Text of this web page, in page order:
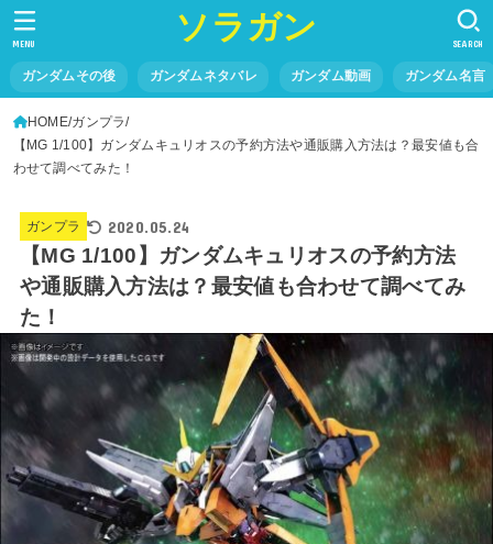
ソラガン
ガンダムその後 ガンダムネタバレ ガンダム動画 ガンダム名言
SEARCH
MENU
HOME ガンプラ
【MG 1/100】ガンダムキュリオスの予約方法や通販購入方法は？最安値も合
わせて調べてみた！
ガンプラ 2020.05.24
【MG 1/100】ガンダムキュリオスの予約方法
や通販購入方法は？最安値も合わせて調べてみ
た！